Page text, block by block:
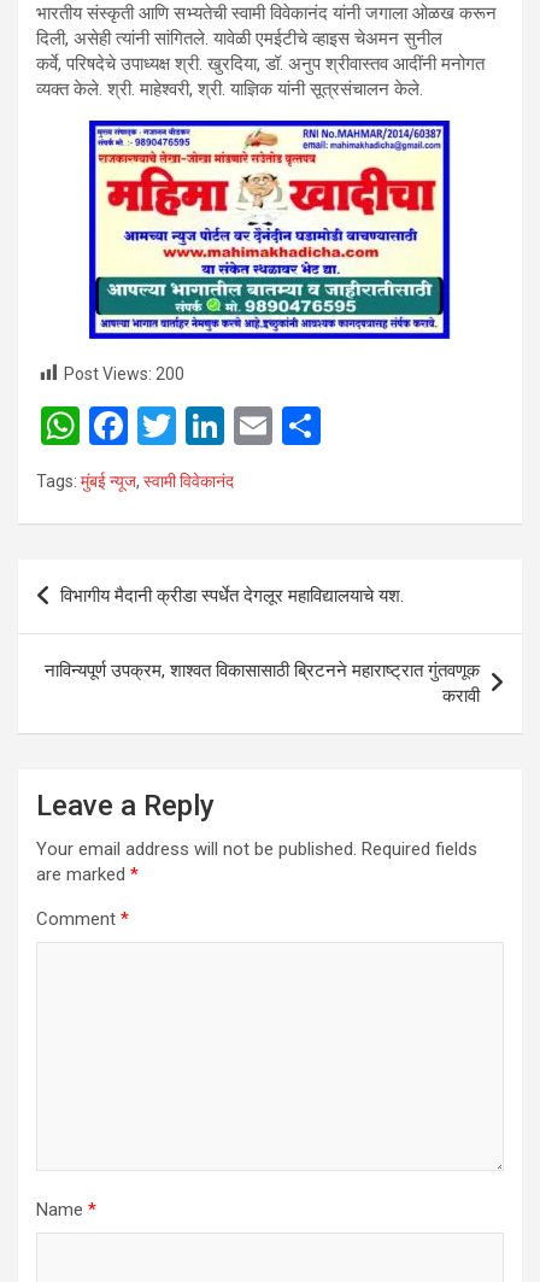
भारतीय संस्कृती आणि सभ्यतेची स्वामी विवेकानंद यांनी जगाला ओळख करून
दिली, असेही त्यांनी सांगितले. यावेळी एमईटीचे व्हाइस चेअमन सुनील
कर्वे, परिषदेचे उपाध्यक्ष श्री. खुरदिया, डॉ. अनुप श्रीवास्तव आदींनी मनोगत
व्यक्त केले. श्री. माहेश्वरी, श्री. याज्ञिक यांनी सूत्रसंचालन केले.
Post Views: 200
W
h
at
A
p
F
a
ce
o
o
k
T
wi
tt
Li
n
ke
n
E
Tags: मुंबई न्यूज, स्वामी विवेकानंद
Post
navigation
विभागीय मैदानी क्रीडा स्पर्धेत देगलूर महाविद्यालयाचे यश.
नाविन्यपूर्ण उपक्रम, शाश्वत विकासासाठी ब्रिटनने महाराष्ट्रात गुंतवणूक
करावी
Leave a Reply
Your email address will not be published. Required fields
are marked *
Comment *
Name *